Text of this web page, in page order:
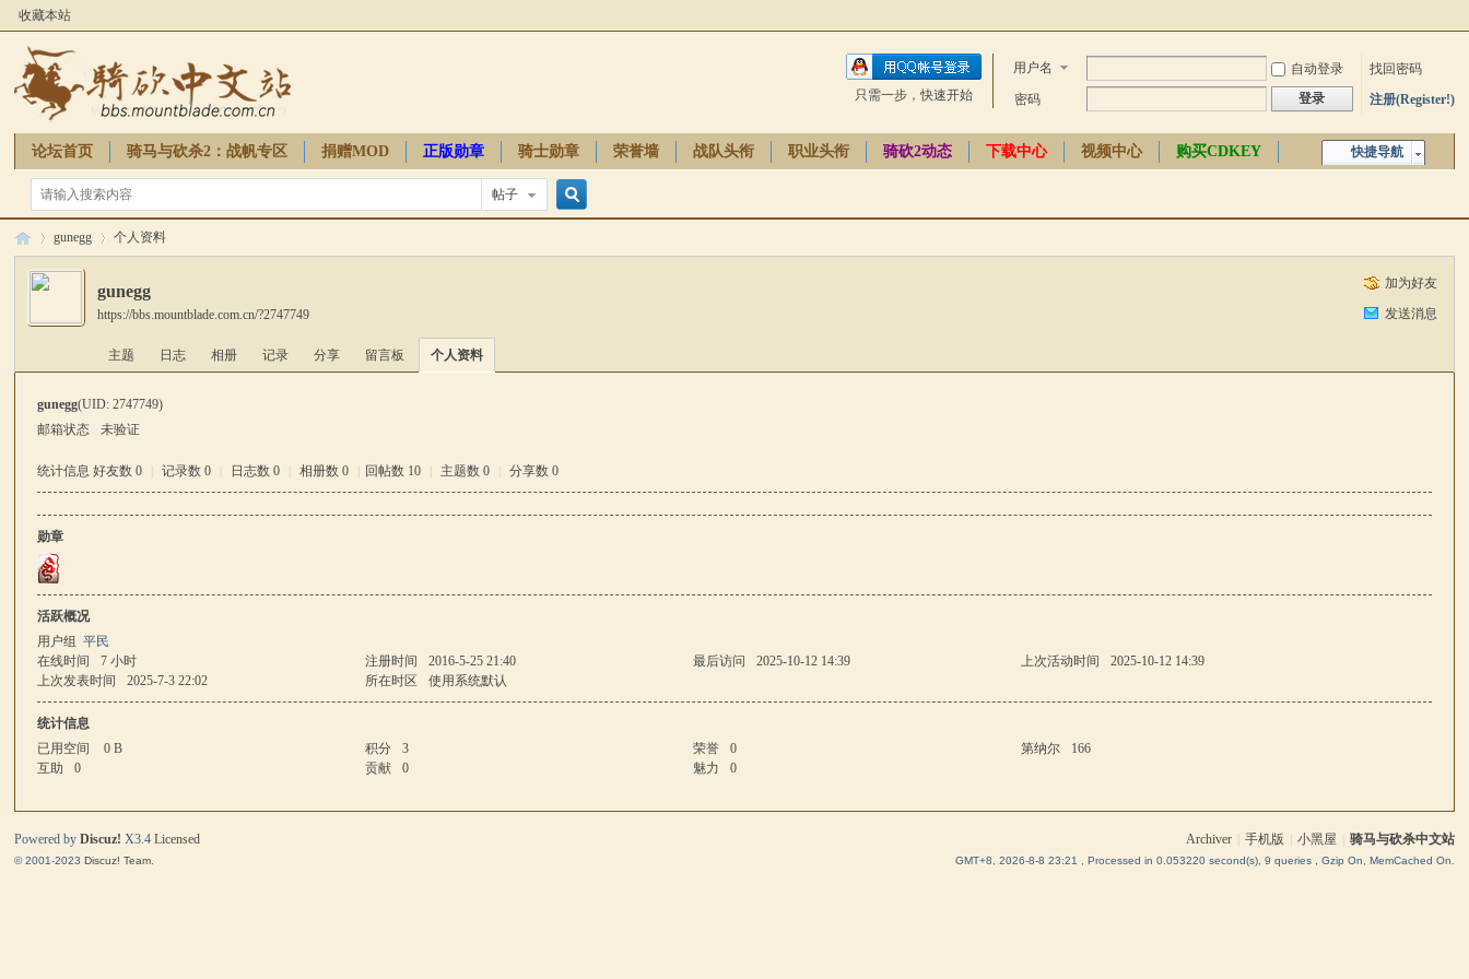
收藏本站
用户名 自动登录
找回密码
密码
登录 注册(Register!)
只需一步，快速开始
快捷导航
论坛首页 骑马与砍杀2：战帆专区 捐赠MOD 正版勋章 骑士勋章 荣誉墙 战队头衔 职业头衔 骑砍2动态 下载中心 视频中心
购买CDKEY
骑砍周边
帖子
›
gunegg 个人资料
加为好友
发送消息
gunegg
https://bbs.mountblade.com.cn/?2747749
主题 日志 相册 记录 分享 留言板 个人资料
gunegg(UID: 2747749)
邮箱状态
未验证
统计信息 好友数 0 记录数 0 日志数 0 相册数 0 回帖数 10 主题数 0 分享数 0
勋章
活跃概况
用户组平民
在线时间
7 小时 注册时间 2016-5-25 21:40 最后访问 2025-10-12 14:39 上次活动时间
2025-10-12 14:39
上次发表时间
2025-7-3 22:02 所在时区 使用系统默认
统计信息
已用空间
0 B 积分 3 荣誉 0 第纳尔
166
互助
0 贡献 0 魅力 0
Archiver 手机版 小黑屋 骑马与砍杀中文站
GMT+8, 2026-8-8 23:21 , Processed in 0.053220 second(s), 9 queries , Gzip On, MemCached On.
Powered byDiscuz! X3.4 Licensed
© 2001-2023Discuz! Team